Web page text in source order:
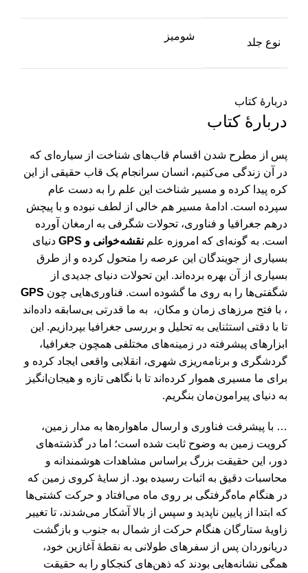
نوع جلد
شومیز
دربارهٔ کتاب
دربارهٔ کتاب
پس از مطرح شدن اقسام قاب‌‌های شناخت از سیاره‌ای که‌
در آن زندگی می‌کنیم، انسان سرانجام یک قاب حقیقی از این
کره پیدا کرده و مسیر شناخت این علم را به دست عام
سپرده است. ادامۀ مسیر هم خالی از لطف نبوده و با پیچش
درهم جغرافیا و فناوری، تحولات شگرفی به ارمغان آورده
است. به گونه‌ای که امروزه علم نقشه‌خوانی و GPS دنیای
بسیاری از جویندگان این عرصه را متحول کرده و از طرق
بسیاری از آن بهره برده‌اند. این تحولات دنیای جدیدی از
شگفتی‌ها را به روی ما گشوده است. فناوری‌هایی چون GPS
، با فتح مرزهای زمان و مکان، به ما قدرتی بی‌سابقه داده‌اند
تا با دقتی استثنایی به تحلیل و بررسی جغرافیا بپردازیم. این
ابزارهای پیشرفته در زمینه‌های مختلفی همچون جغرافیا،
گردشگری و برنامه‌ریزی شهری، انقلابی واقعی ایجاد کرده و
برای ما مسیری هموار کرده‌اند تا با نگاهی تازه و هیجان‌انگیز
به دنیای پیرامون‌مان بنگریم.
… با پیشرفت فناوری و ارسال ماهواره‌ها به مدار زمین،
کرویت زمین به وضوح ثابت شده است؛ اما در گذشته‌های
دور، این حقیقت بزرگ براساس مشاهدات هوشمندانه و
محاسبات دقیق به اثبات رسیده بود. از سایۀ کروی زمین که
در هنگام ماه‌گرفتگی بر روی ماه می‌افتاد و حرکت کشتی‌ها
که ابتدا از پایین ناپدید و سپس از بالا آشکار می‌شدند، تا تغییر
زاویۀ ستارگان هنگام حرکت از شمال به جنوب و بازگشت
دریانوردان پس از سفرهای طولانی به نقطۀ آغازین خود،
همگی نشانه‌هایی بودند که ذهن‌های کنجکاو را به حقیقت